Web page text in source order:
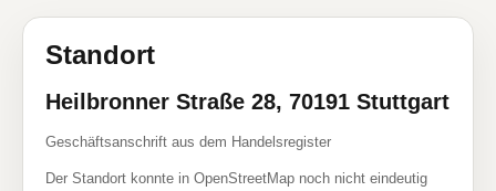
Standort
Heilbronner Straße 28, 70191 Stuttgart
Geschäftsanschrift aus dem Handelsregister
Der Standort konnte in OpenStreetMap noch nicht eindeutig